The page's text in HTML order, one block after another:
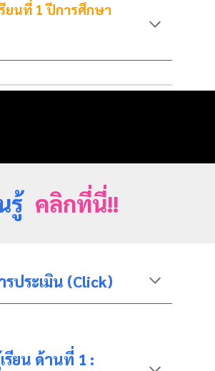
ยนที่ 1 ปีการศึกษา
รู้ คลิกที่นี่!!
ประเมิน (Click)
ยน ด้านที่ 1 :